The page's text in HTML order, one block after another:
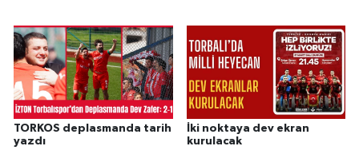
TORKOS deplasmanda tarih
yazdı
İki noktaya dev ekran
kurulacak